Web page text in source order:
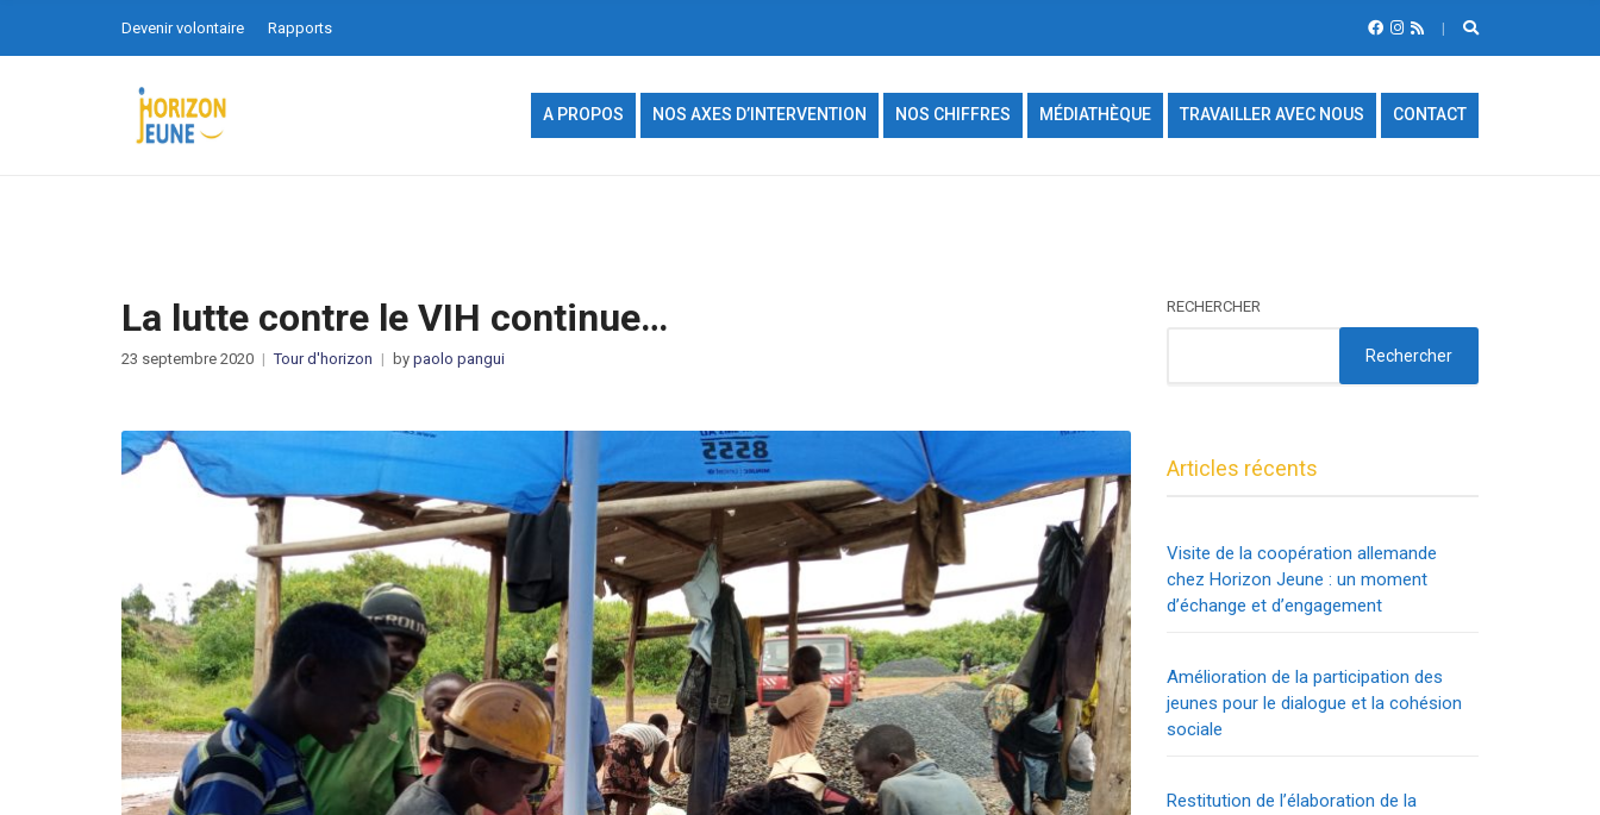
Devenir volontaire Rapports
A PROPOS NOS AXES D’INTERVENTION NOS CHIFFRES MÉDIATHÈQUE TRAVAILLER AVEC NOUS CONTACT
La lutte contre le VIH continue…
23 septembre 2020 Tour d'horizon by paolo pangui
RECHERCHER
Rechercher
Articles récents
Visite de la coopération allemande
chez Horizon Jeune : un moment
d’échange et d’engagement
Amélioration de la participation des
jeunes pour le dialogue et la cohésion
sociale
Restitution de l’élaboration de la